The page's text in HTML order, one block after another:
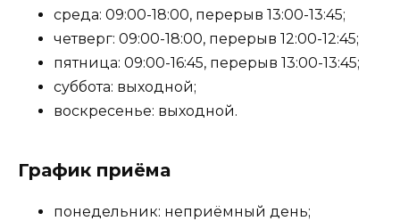
среда: 09:00-18:00, перерыв 13:00-13:45;
четверг: 09:00-18:00, перерыв 12:00-12:45;
пятница: 09:00-16:45, перерыв 13:00-13:45;
суббота: выходной;
воскресенье: выходной.
График приёма
понедельник: неприёмный день;